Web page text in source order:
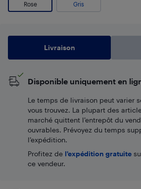
Rose Gris
Livraison
Disponible uniquement en
Le temps de livraison peut varier
vous trouvez. La plupart des
marché quittent l’entrepôt du
ouvrables. Prévoyez du temps
l’expédition.
Profitez de l'expédition gratuite
ce vendeur.